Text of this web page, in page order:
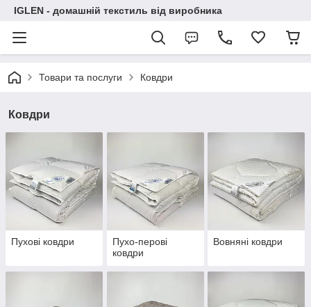
IGLEN - домашній текстиль від виробника
Товари та послуги Ковдри
Ковдри
Пухові ковдри
Пухо-перові
ковдри
Вовняні ковдри